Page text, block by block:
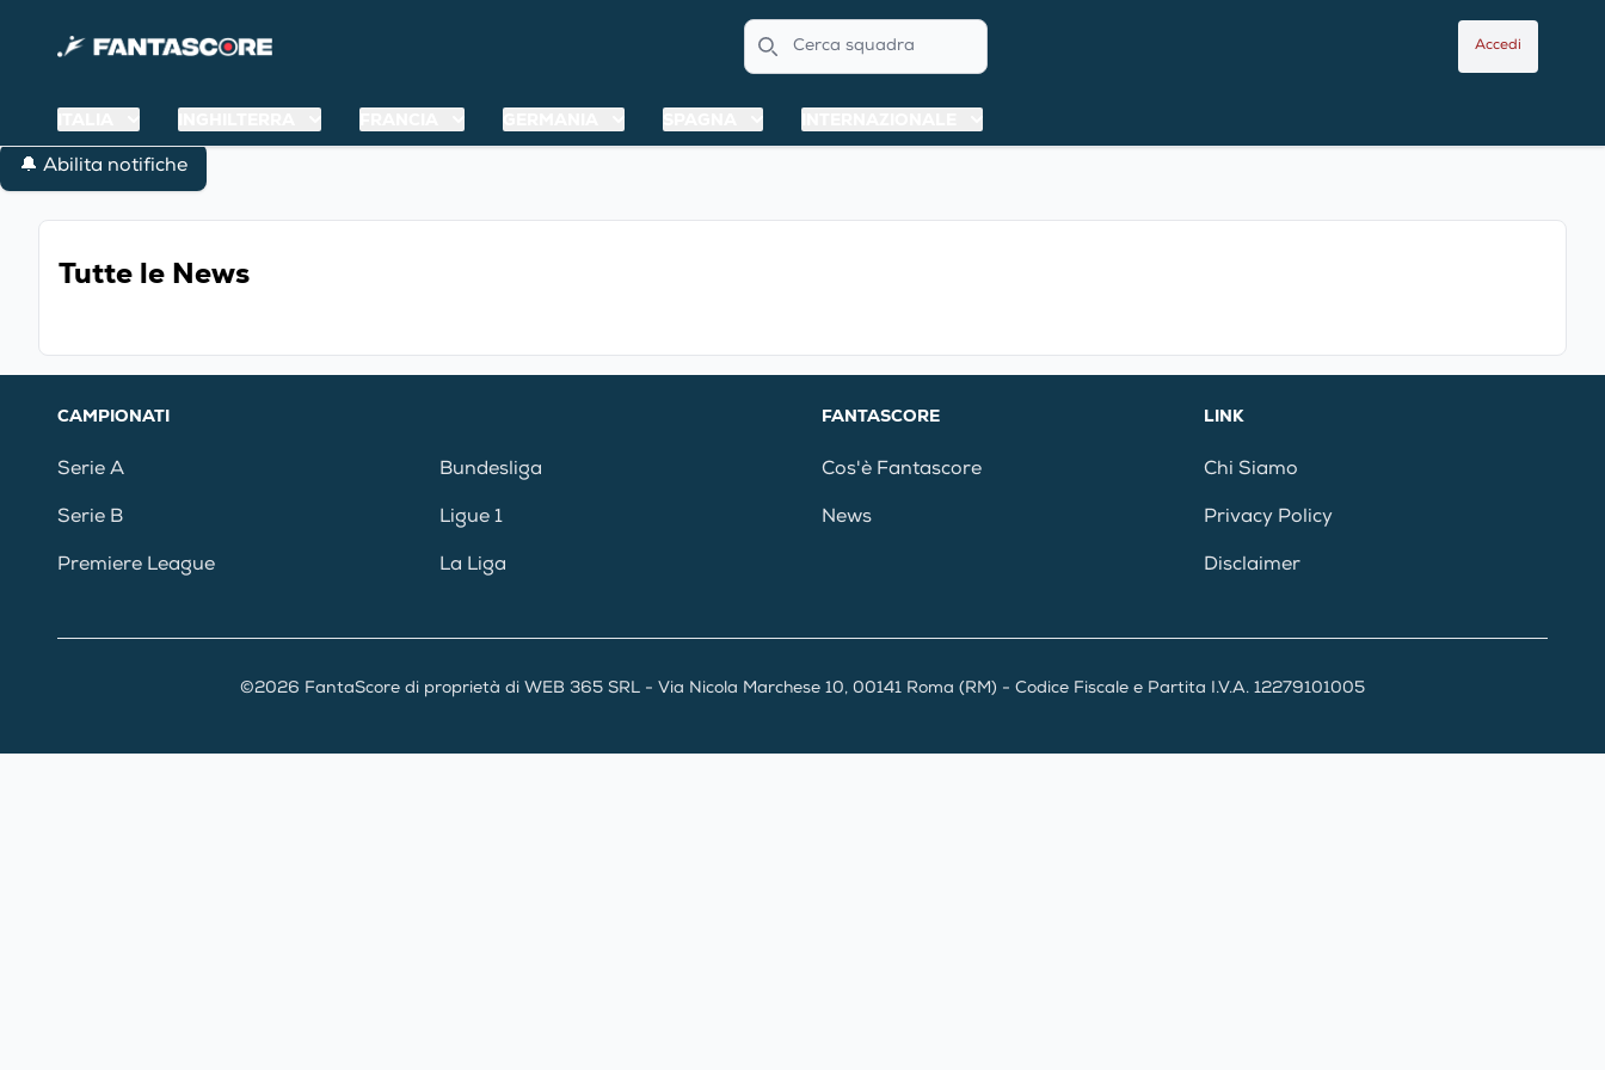
Search
Accedi
🔔 Abilita notifiche
Tutte le News
CAMPIONATI
Serie A
Serie B
Premiere League
Bundesliga
Ligue 1
La Liga
FANTASCORE
Cos'è Fantascore
News
LINK
Chi Siamo
Privacy Policy
Disclaimer
©2026 FantaScore di proprietà di WEB 365 SRL - Via Nicola Marchese 10, 00141 Roma (RM) - Codice Fiscale e Partita I.V.A. 12279101005